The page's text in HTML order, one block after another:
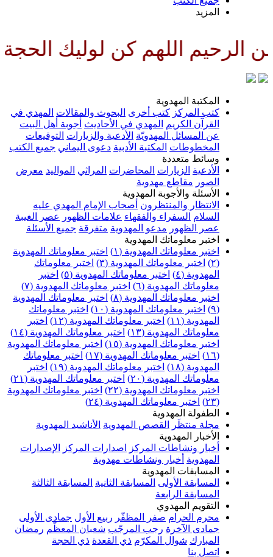
كن لوليك الحجة بن
المهدوية
كتب أخرى البحوث والمقالات المهدي في
المهدي في الأحاديث أجوبة أهل البيت
المسائل المهدويّة الأدعية والزيارات التوقيعات
المكتبة الأدبية دعوى اليماني جميع الكتب
متعددة
الزيارات المحاضرات المراثي المواليد معرض
مقاطع مهدوية
والأجوبة المهدوية
والمنتظرون أصحاب الإمام المهدي عليه
السفراء والفقهاء علامات الظهور عصر الغيبة
مدعو المهدوية متفرقة جميع الأسئلة
معلوماتك المهدوية
معلوماتك المهدوية (١)
اختبر معلوماتك المهدوية
اختبر معلوماتك المهدوية (٣)
اختبر معلوماتك
اختبر معلوماتك المهدوية (٥)
اختبر
المهدوية (٦)
اختبر معلوماتك المهدوية (٧)
معلوماتك المهدوية (٨)
اختبر معلوماتك المهدوية
اختبر معلوماتك المهدوية (١٠)
اختبر معلوماتك
اختبر معلوماتك المهدوية (١٢)
اختبر
المهدوية (١٣)
اختبر معلوماتك المهدوية (١٤)
معلوماتك المهدوية (١٥)
اختبر معلوماتك المهدوية
اختبر معلوماتك المهدوية (١٧)
اختبر معلوماتك
اختبر معلوماتك المهدوية (١٩)
اختبر
المهدوية (٢٠)
اختبر معلوماتك المهدوية (٢١)
معلوماتك المهدوية (٢٢)
اختبر معلوماتك المهدوية
اختبر معلوماتك المهدوية (٢٤)
المهدوية
منتظَر
القصص المهدوية الأناشيد المهدوية
المهدوية
ونشاطات المركز اصدارات المركز الإصدارات
أخبار ونشاطات مهدوية
المهدوية
الأولى المسابقة الثانية المسابقة الثالثة
الرابعة
المهدوي
الحرام
صفر المظفّر ربيع الأول جمادى الأولى
رجب المرجّب شعبان المعظّم رمضان
شوال المكرّم ذي القعدة ذي الحجة